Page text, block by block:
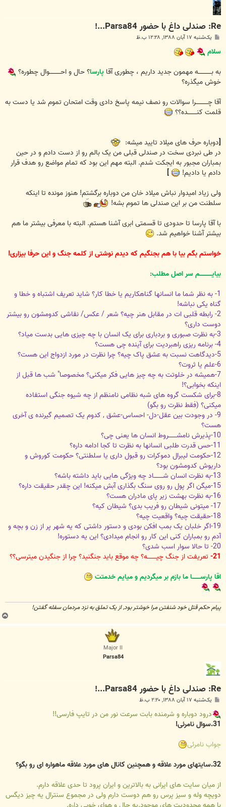
Re: صندلی داغ با حضور Parsa84...!
پ
ت
یک‌شنبه ۱۷ آبان ۱۳۸۸, ۱۲:۲۸ ب.ظ
سلام
به بـــــــــــــه مهمون جدید داریم ، چطوری آقاپارسا؟ حال و احـــــــــــوال چطوره؟
خوش میگذره؟
آقا چــــــــــــرا سوالات رو نصف نیمه پاسخ دادی وقت امتحان تموم شد یا دست به
قلمت کنـــــــــده؟؟
دوباره حرف های میلاد تایید میشه:
در طی نبردی سخت در صندلی قبلی من یک بالم رو از دست دادم و در حین
بمباران مجبور به ایجکت شدم. البته مهم این بود که تمام مواضع رو هدف قرار
دادم یا دادیم!
ولی زیاد امیدوار نباش میلاد خان من دوباره برگشتم! هنوز مونده تا اینکه
سلطنت من بر این صندلی ها تموم بشه!
با آقا پارسا تا حدودی تا قسمتی ابری آشنا هستم. البته با معرفی بیشتر ما هم
بیشتر آشنا خواهیم شد.
خواستم بگم بیا با هم بجنگیم که دیدم نوشتی از کلمه جنگ و این حرفا بیزاری!
بیایــــــــــــم سر اصل مطلب:
1- به نظر شما ما انسانها گناهکاریم یا خطا کار؟ شاید تعریف اشتباه و خطا و
گناه یکی نباشه!
2- رابطه قلبی ات در مقابل هنر چیه؟ شعر / عکس/ نقاشی کدومشون رو بیشتر
دوست داری؟
3-به نظرت صبوری و بردباری برای یک انسان با چه چیزی هایی بدست میاد؟
4- برنامه ریزی راهبردیت برای آینده چی هست؟
5-دیدگاهت نسبت به عشق پاک چیه؟ چرا نظرت در مورد ازدواج این هست؟
6-علم یا ثروت؟
7-همیشه در خلوتت به چه چیز هایی فکر میکنی؟ مخصوصا" شب ها قبل از
اینکه بخوابی؟!
8-برای شکست گروه های شبه نظامی نامنظم از چه شیوه جنگی استفاده
میکنی؟ (فقط نظرت رو بگو)
9- در وجودت بین عقل-دل- احساس-عشق , کدوم یک تصمیم گیرنده ی آخری
هست؟
10-پذیرش نامشــــــــروط انسان ها یعنی چی؟
11-حس قدرت طلبی انسانها به نظرت تا کجا ادامه داره؟
12-حکومت لیبرال دموکرات رو قبول داری یا سلطنتی؟ حکومت کوروش و
داریوش کدومشون بود؟
13-به نظرت انسان شـــــــــاد چه ویژگی هایی باید داشته باشه؟
15-میگن اگر پول رو روی سنگ بگذاری آبش میکنه! این چقدر حقیقت داره؟
16-به نظرت بهشت زیر پای مادران هست؟
17- میتونی شیطان رو فریب بدی؟ شیطان کیه؟
18-حقیقت چیه؟ واقعیت چیه؟
19-اگر خلبان یک بمب افکن بودی و دستور داشتی که یه شهر پر از زن و بچه و
آدم رو بمباران کنی این کار رو انجام میدادی؟ این یه دستوره!
20- تا حالا سوار اسب شدی؟
21-
تعریفت از جنگ چیـــــــــه؟ چه موقع باید جنگنید؟ چرا از جنگیدن میترسی؟؟
اقا پارســــــــا ما بازم بر میگردیم و میایم خدمتت
پیام حکم قتل خود شنفتن مرا خوشتر بود, از یک تملق به نزد مردمان سفله گفتن!
ب
ا
Major II
Parsa84
Re: صندلی داغ با حضور Parsa84...!
پ
ت
یک‌شنبه ۱۷ آبان ۱۳۸۸, ۲:۲۰ ب.ظ
درود دوباره و شرمنده بابت سرعت نور من در تایپ فارسی!!
31.سوال نامرئی!
جواب نامرئی
32.سایتهای مورد علاقه و همچنین کانال های مورد علاقه ماهواره ای رو بگو؟
از میان سایت های ایرانی به بالاترین و ایران پرود تا حدی علاقه دارم.
دویچه وله و سیز پرس رو هم دوست دارم ولی در مجموع سنترال یه چیز دیگس